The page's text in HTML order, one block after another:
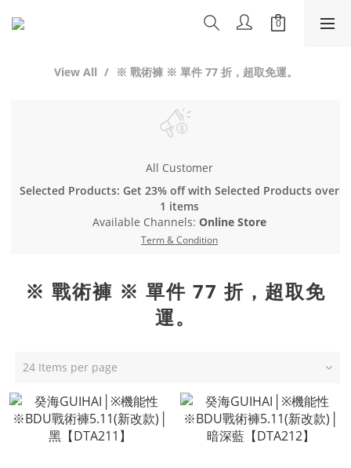
View All ※ 戰術褲 ※ 單件 77 折，超取免運。
All Customer
Selected Products: Get 23% off with Selected Products over
1 items
Available Channels: Online Store
Term & Condition
※ 戰術褲 ※ 單件 77 折，超取免
運。
24 Items per page